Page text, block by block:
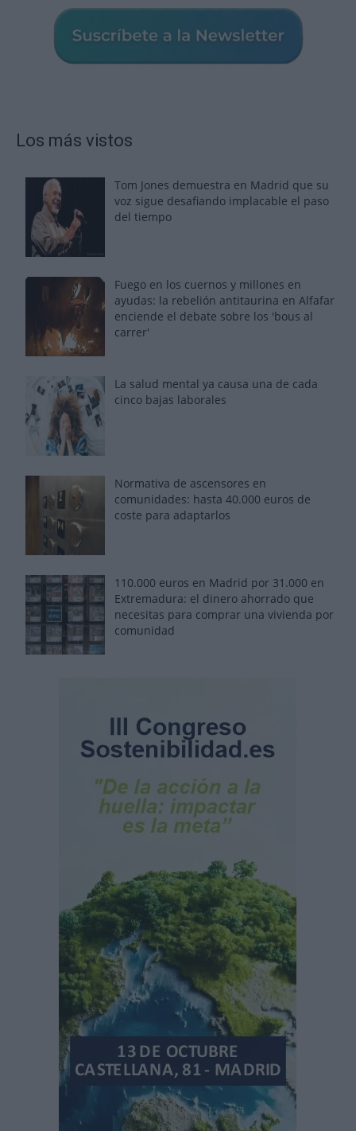
Los más vistos
Tom Jones demuestra en Madrid que su
voz sigue desafiando implacable el paso
del tiempo
Fuego en los cuernos y millones en
ayudas: la rebelión antitaurina en Alfafar
enciende el debate sobre los 'bous al
carrer'
La salud mental ya causa una de cada
cinco bajas laborales
Normativa de ascensores en
comunidades: hasta 40.000 euros de
coste para adaptarlos
110.000 euros en Madrid por 31.000 en
Extremadura: el dinero ahorrado que
necesitas para comprar una vivienda por
comunidad